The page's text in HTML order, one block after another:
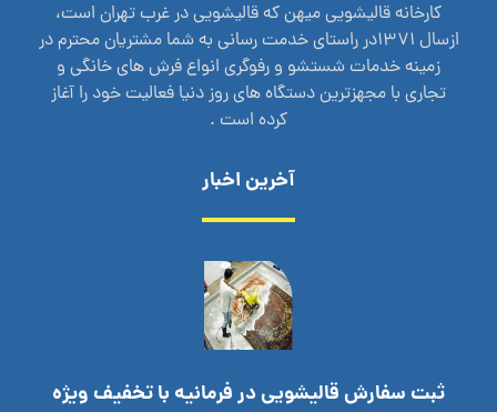
کارخانه قالیشویی میهن که قالیشویی در غرب تهران است،
ازسال 1371در راستای خدمت رسانی به شما مشتریان محترم در
زمینه خدمات شستشو و رفوگری انواع فرش های خانگی و
تجاری با مجهزترین دستگاه های روز دنیا فعالیت خود را آغاز
کرده است .
آخرین اخبار
ثبت سفارش قالیشویی در فرمانیه با تخفیف ویژه